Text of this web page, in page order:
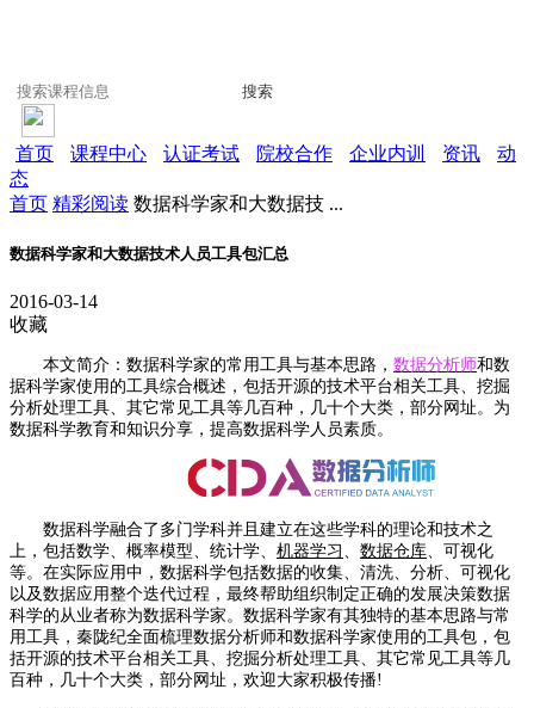
搜索
首页 课程中心 认证考试 院校合作 企业内训 资讯
动
态
首页 精彩阅读 数据科学家和大数据技 ...
数据科学家和大数据技术人员工具包汇总
2016-03-14
收藏
本文简介：数据科学家的常用工具与基本思路， 数据分析师和数
据科学家使用的工具综合概述，包括开源的技术平台相关工具、挖掘
分析处理工具、其它常见工具等几百种，几十个大类，部分网址。为
数据科学教育和知识分享，提高数据科学人员素质。
数据科学融合了多门学科并且建立在这些学科的理论和技术之
上，包括数学、概率模型、统计学、 机器学习 、 数据仓库、可视化
等。在实际应用中，数据科学包括数据的收集、清洗、分析、可视化
以及数据应用整个迭代过程，最终帮助组织制定正确的发展决策数据
科学的从业者称为数据科学家。数据科学家有其独特的基本思路与常
用工具，秦陇纪全面梳理数据分析师和数据科学家使用的工具包，包
括开源的技术平台相关工具、挖掘分析处理工具、其它常见工具等几
百种，几十个大类，部分网址，欢迎大家积极传播!